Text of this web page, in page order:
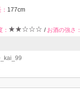
177cm
： / お酒の強さ：